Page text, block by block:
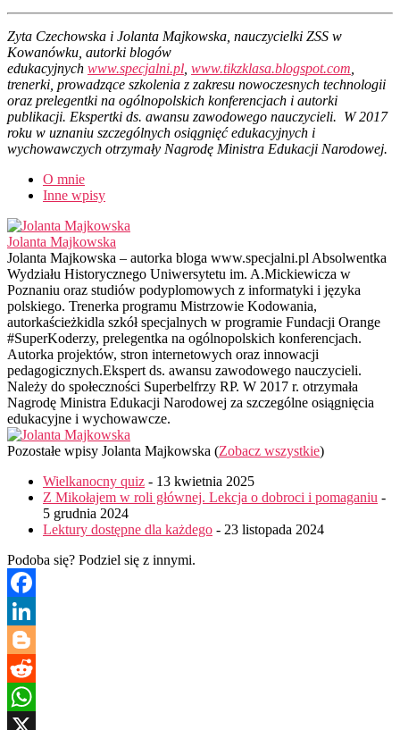
Zyta Czechowska i Jolanta Majkowska, nauczycielki ZSS w
Kowanówku, autorki blogów
edukacyjnych www.specjalni.pl, www.tikzklasa.blogspot.com,
trenerki, prowadzące szkolenia z zakresu nowoczesnych technologii
oraz prelegentki na ogólnopolskich konferencjach i autorki
publikacji. Ekspertki ds. awansu zawodowego nauczycieli. W 2017
roku w uznaniu szczególnych osiągnięć edukacyjnych i
wychowawczych otrzymały Nagrodę Ministra Edukacji Narodowej.
O mnie
Inne wpisy
Jolanta Majkowska
Jolanta Majkowska – autorka bloga www.specjalni.pl Absolwentka
Wydziału Historycznego Uniwersytetu im. A.Mickiewicza w
Poznaniu oraz studiów podyplomowych z informatyki i języka
polskiego. Trenerka programu Mistrzowie Kodowania,
autorkaścieżkidla szkół specjalnych w programie Fundacji Orange
#SuperKoderzy, prelegentka na ogólnopolskich konferencjach.
Autorka projektów, stron internetowych oraz innowacji
pedagogicznych.Ekspert ds. awansu zawodowego nauczycieli.
Należy do społeczności Superbelfrzy RP. W 2017 r. otrzymała
Nagrodę Ministra Edukacji Narodowej za szczególne osiągnięcia
edukacyjne i wychowawcze.
Pozostałe wpisy Jolanta Majkowska (Zobacz wszystkie)
Wielkanocny quiz - 13 kwietnia 2025
Z Mikołajem w roli głównej. Lekcja o dobroci i pomaganiu -
5 grudnia 2024
Lektury dostępne dla każdego - 23 listopada 2024
Podoba się? Podziel się z innymi.
Facebook
LinkedIn
Blogger
Reddit
WhatsApp